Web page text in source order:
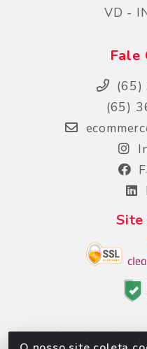
VD -
Fale
(65)
(65)
Site